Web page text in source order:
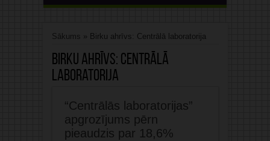
Sākums » Birku ahrīvs: Centrālā laboratorija
Birku ahrīvs: Centrālā
laboratorija
“Centrālās laboratorijas”
apgrozījums pērn
pieaudzis par 18,6%